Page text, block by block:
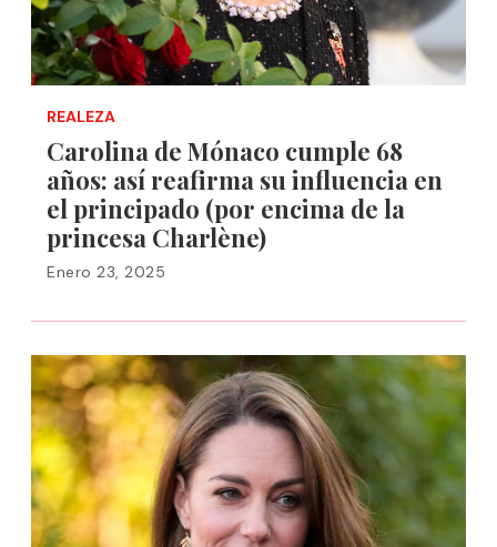
REALEZA
Carolina de Mónaco cumple 68
años: así reafirma su influencia en
el principado (por encima de la
princesa Charlène)
Enero 23, 2025